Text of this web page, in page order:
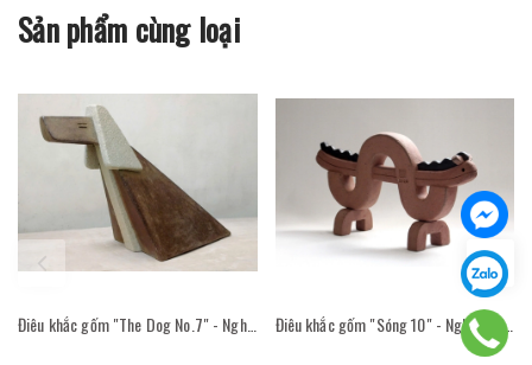
Sản phẩm cùng loại
Điêu khắc gốm "The Dog No.7" - Nghệ sĩ Nguyễn Viết Thắng Điêu khắc gốm "Sóng 10" - Nghệ sĩ Nguyễn Viết Thắng